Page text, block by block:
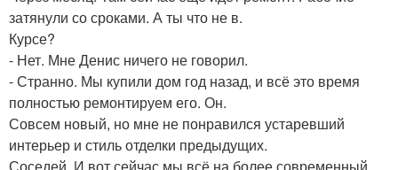
затянули со сроками. А ты что не в.
Курсе?
- Нет. Мне Денис ничего не говорил.
- Странно. Мы купили дом год назад, и всё это время
полностью ремонтируем его. Он.
Совсем новый, но мне не понравился устаревший
интерьер и стиль отделки предыдущих.